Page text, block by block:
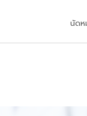
นัดห